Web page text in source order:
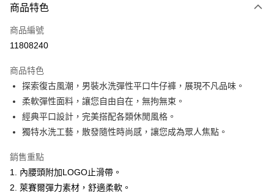
信用卡一次付款
超商取貨付款
Apple Pay
悠遊付
Google Pay
ATM付款
商品特色
商品編號
11808240
商品特色
探索復古風潮，男裝水洗彈性平口牛仔褲，展現不凡品味。
柔軟彈性面料，讓您自由自在，無拘無束。
經典平口設計，完美搭配各類休閒風格。
獨特水洗工藝，散發隨性時尚感，讓您成為眾人焦點。
銷售重點
1. 內腰頭附加LOGO止滑帶。
2. 萊賽爾彈力素材，舒適柔軟。